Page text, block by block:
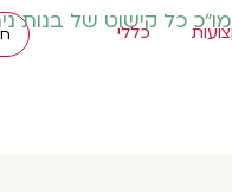
כל קישוט של בנות
כללי